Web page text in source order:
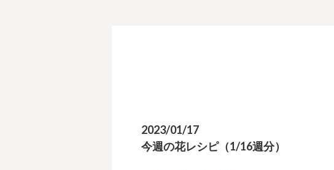
2023/01/17
今週の花レシピ（1/16週分）